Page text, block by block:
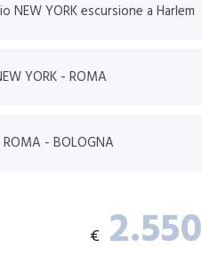
5° GIORNO, domenica: 26 Maggio NEW YORK escursione a Harlem
6° GIORNO, lunedi: 27 Maggio NEW YORK - ROMA
7° GIORNO, martedi: 28 Maggio ROMA - BOLOGNA
€ 2.550